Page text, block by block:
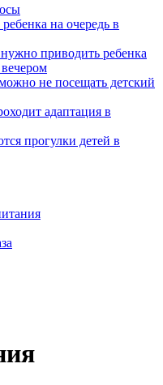
на очередь в
приводить ребенка
не посещать детский
адаптация в
прогулки детей в